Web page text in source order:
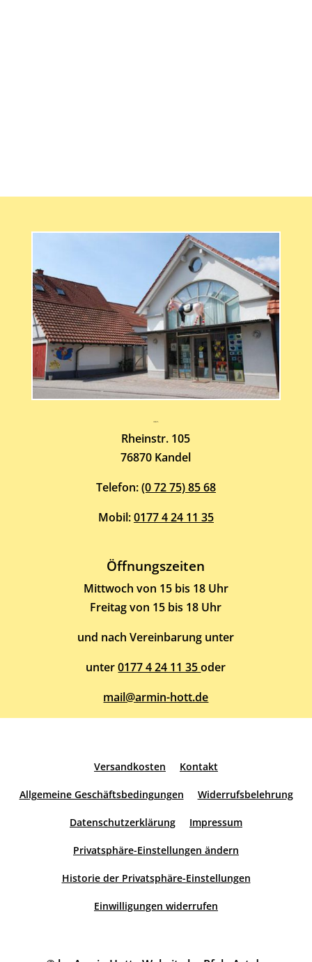
Rheinstr. 105
76870 Kandel
Telefon:(0 72 75) 85 68
Mobil:0177 4 24 11 35
Öffnungszeiten
Mittwoch von 15 bis 18 Uhr
Freitag von 15 bis 18 Uhr
und nach Vereinbarung unter
unter0177 4 24 11 35oder
mail@armin-hott.de
Versandkosten Kontakt
Allgemeine Geschäftsbedingungen Widerrufsbelehrung
Datenschutzerklärung Impressum
Privatsphäre-Einstellungen ändern
Historie der Privatsphäre-Einstellungen
Einwilligungen widerrufen